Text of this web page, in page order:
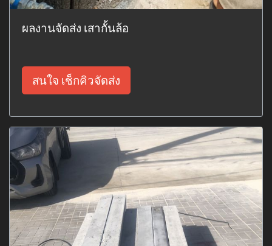
ผลงานจัดส่ง เสากั้นล้อ
สนใจ เช็กคิวจัดส่ง